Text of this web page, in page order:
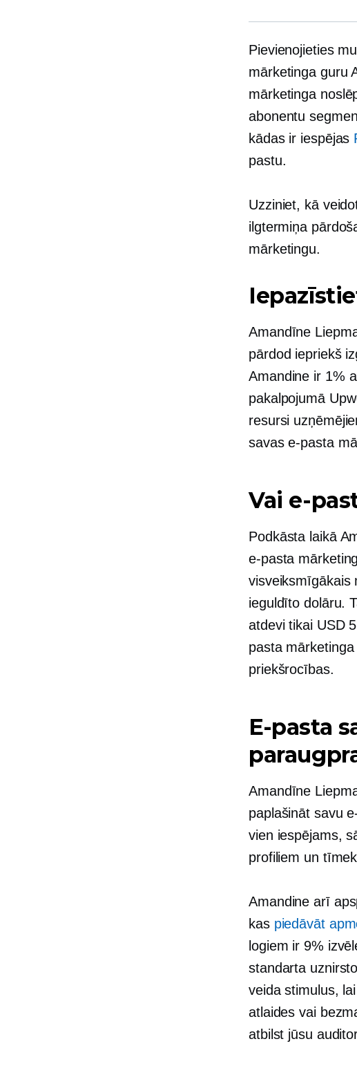
Pievienojieties
mārketinga guru
mārketinga
abonentu
kādas ir iespējas
pastu.
Uzziniet, kā
ilgtermiņa
mārketingu.
Amandīne
pārdod iepriekš
Amandine ir 1%
pakalpojumā
resursi
savas e-pasta
Vai e-
Podkāsta laikā
e-pasta
visveiksmīgākais
ieguldīto dolāru.
atdevi tikai USD
pasta
priekšrocības.
E-pasta
Amandīne
paplašināt savu
vien iespējams,
profiliem un
Amandine arī
kas piedāvāt
logiem ir 9%
standarta
veida stimulus,
atlaides vai
atbilst jūsu